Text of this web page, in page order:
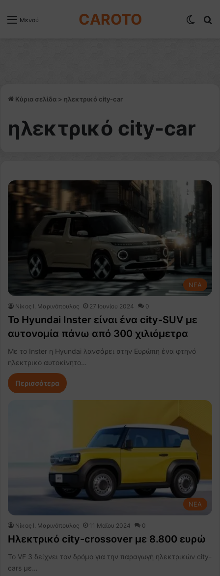
Μενού CAROTO
Κύρια σελίδα > ηλεκτρικό city-car
ηλεκτρικό city-car
NEA
Nίκος Ι. Mαρινόπουλος 27 Ιουνίου 2024 0
Το Hyundai Inster είναι ένα city-SUV με
αυτονομία πάνω από 300 χιλιόμετρα
Με το Inster η Hyundai λανσάρει στην Ευρώπη ένα φτηνό
ηλεκτρικό αυτοκίνητο…
Περισσότερα
NEA
Nίκος Ι. Mαρινόπουλος 11 Μαΐου 2024 0
Ηλεκτρικό city-crossover με 8.800 ευρώ
Το VF 3 δείχνει τον δρόμο για την παραγωγή ηλεκτρικών city-
cars με…